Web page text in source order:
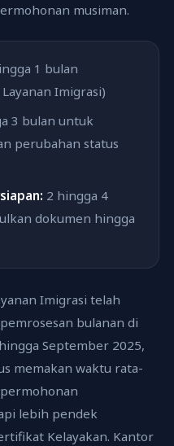
musiman.
1 bulan
Imigrasi)
3 bulan untuk
perubahan status
2 hingga 4
dokumen hingga
Imigrasi telah
bulanan di
September 2025,
memakan waktu rata-
lebih pendek
Kelayakan. Kantor